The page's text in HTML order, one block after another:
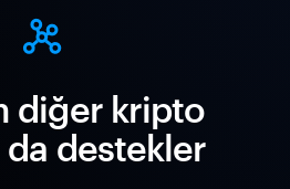
diğer kripto
da destekler